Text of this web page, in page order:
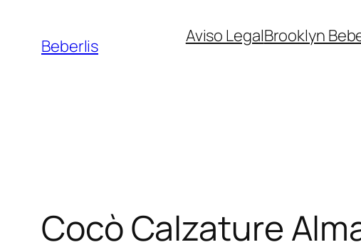
Beberlis Aviso LegalBrooklyn
Cocò Calzature